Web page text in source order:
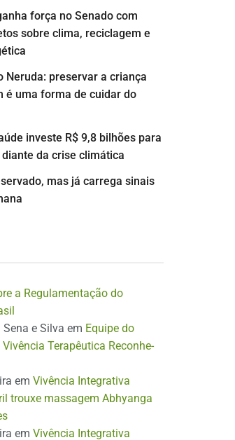
força no Senado com
sobre clima, reciclagem e
Neruda: preservar a criança
é uma forma de cuidar do
investe R$ 9,8 bilhões para
diante da crise climática
mas já carrega sinais
a Regulamentação do
e Silva em Equipe do
Terapêutica Reconhe-
em Vivência Integrativa
trouxe massagem Abhyanga
em Vivência Integrativa